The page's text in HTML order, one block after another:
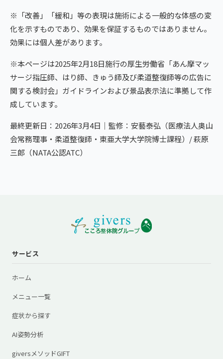
※「改善」「緩和」等の表現は施術による一般的な体感の変
化を示すものであり、効果を保証するものではありません。
効果には個人差があります。
※本ページは2025年2月18日施行の厚生労働省「あん摩マッ
サージ指圧師、はり師、きゅう師及び柔道整復師等の広告に
関する検討会」ガイドラインおよび景品表示法に準拠して作
成しています。
最終更新日：2026年3月4日｜監修：安藝泰弘（医療法人奥山
会常務理事・柔道整復師・東亜大学大学院博士課程）/ 萩原
三郎（NATA公認ATC）
サービス
ホーム
メニュー一覧
症状から探す
AI姿勢分析
giversメソッドGIFT